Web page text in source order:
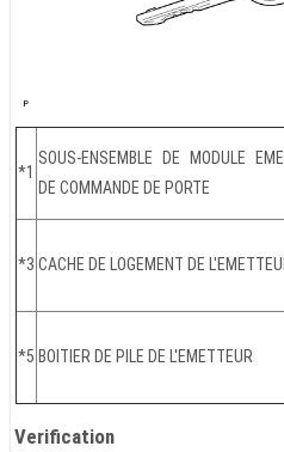
*1
SOUS-ENSEMBLE DE MODULE
DE COMMANDE DE PORTE
*3 CACHE DE LOGEMENT DE
*5 BOITIER DE PILE DE L'EMETTEUR
Verification